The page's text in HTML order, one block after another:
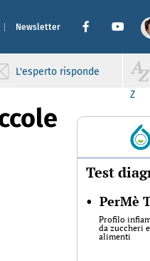
Newsletter
L'esperto risponde
Z
Test
• PerMè
Profilo
da zuccheri e
alimenti